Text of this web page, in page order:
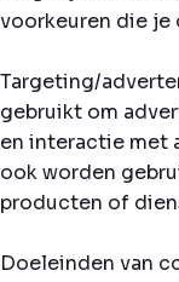
voorkeuren die
Targeting/
gebruikt om
en interactie met
ook worden
producten of
Doeleinden van